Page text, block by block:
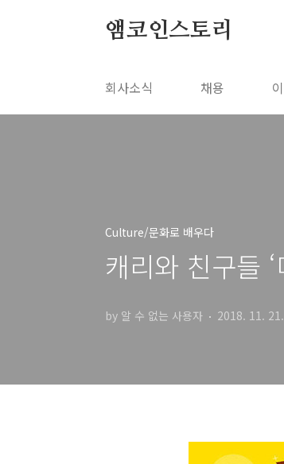
앰코인스토리
회사소식 채용
Culture/문화로 배우다
캐리와 친구들
by 알 수 없는 사용자 2018. 11. 21.